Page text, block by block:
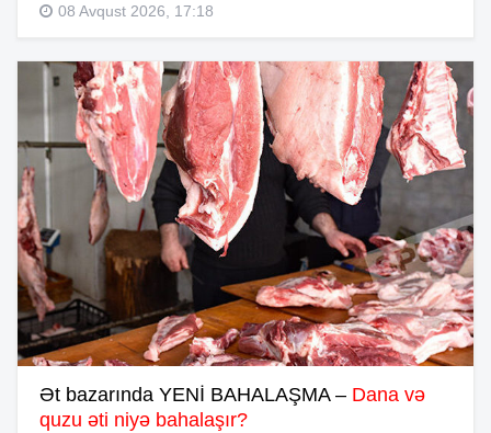
08 Avqust 2026, 17:18
Ət bazarında YENİ BAHALAŞMA – Dana və
quzu əti niyə bahalaşır?